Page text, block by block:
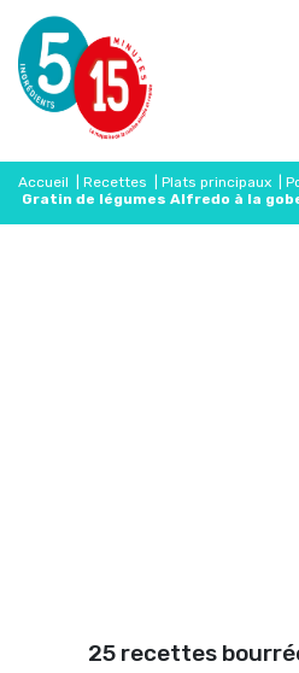
Accueil Recettes Plats principaux
Gratin de légumes Alfredo à la
25 recettes